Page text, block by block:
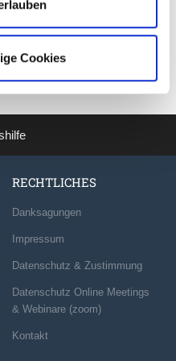
Cookies
RECHTLICHES
Danksagungen
Impressum
Datenschutz & Zustimmung
Datenschutz Online Meetings
& Webinare (zoom)
Kontakt